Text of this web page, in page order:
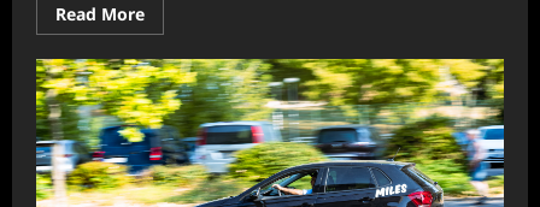
Read MoreRead
more
Fahrzeugtechnik
für
bessere
Energieeffizienz
entwickeln